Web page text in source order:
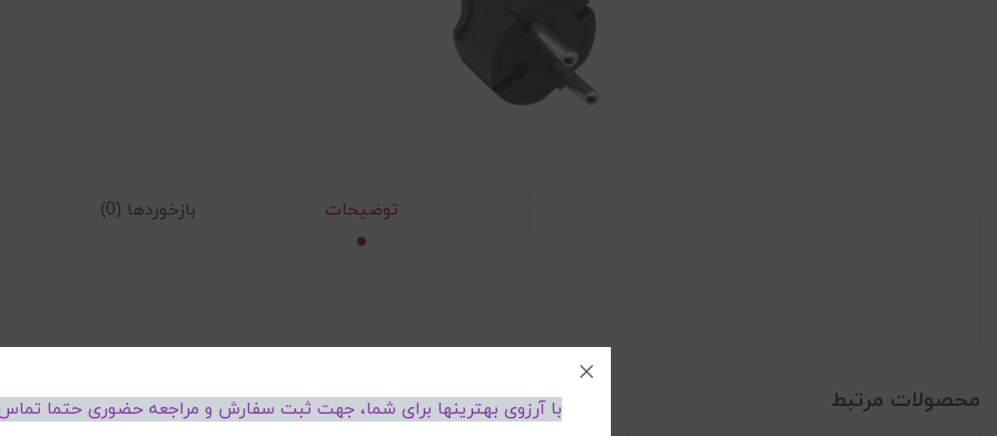
توضیحات بازخوردها (0)
محصولات مرتبط با آرزوی بهترینها برای شما، جهت ثبت سفارش و مراجعه حضوری حتما